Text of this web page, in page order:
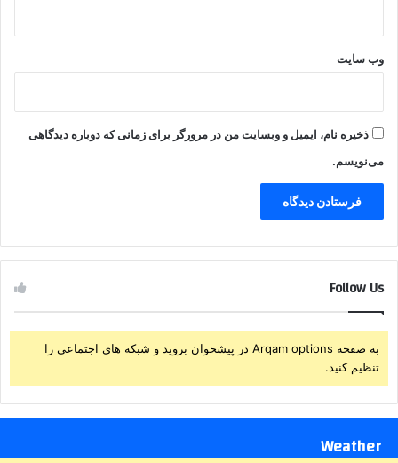
وب‌ سایت
ذخیره نام، ایمیل و وبسایت من در مرورگر برای زمانی که دوباره دیدگاهی
می‌نویسم.
Follow Us
به صفحه Arqam options در پیشخوان بروید و شبکه های اجتماعی را
تنظیم کنید.
Weather